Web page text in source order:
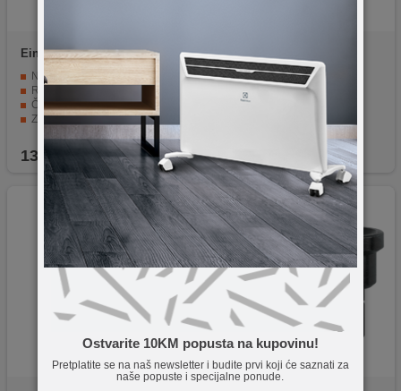
Ostvarite 10KM popusta na kupovinu!
Pretplatite se na naš newsletter i budite prvi koji će saznati za
naše popuste i specijalne ponude.
Einhell PXC Aku TE-AG 18
Li - Solo
Najlakša u svojoj klasi.
Robusno aluminijumsko kućište za zupčanike.
Član je Power X-Change obitelji.
Zaštita diska sa brzim podešavanjem.
Funkcija za lagani start i zaštitu.
139,00
kwb 206520
Svrdlo za metal 2 mm
2,40